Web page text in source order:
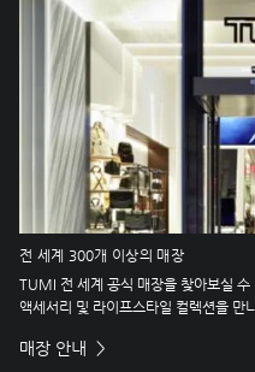
전 세계 300개 이상의 매장
TUMI 전 세계 공식 매장을 찾아보실
액세서리 및 라이프스타일 컬렉션을 만
매장 안내